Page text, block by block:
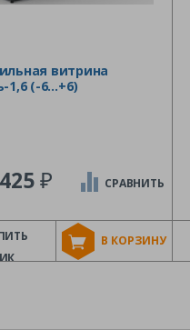
витрина
1,6 (-6…+6)
₽
В КОРЗИНУ
СРАВНИТЬ